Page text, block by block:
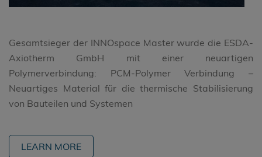
Gesamtsieger der INNOspace Master wurde die ESDA-
Axiotherm GmbH mit einer neuartigen
Polymerverbindung: PCM-Polymer Verbindung –
Neuartiges Material für die thermische Stabilisierung
von Bauteilen und Systemen
LEARN MORE